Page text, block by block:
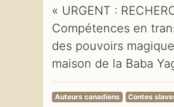
« URGENT :
Compétences en
des pouvoirs
maison de la Baba
Auteurs canadiens Contes